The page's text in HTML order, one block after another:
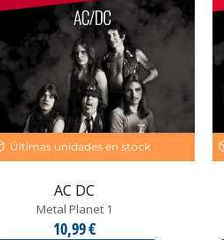
Últimas unidades en stock
AC DC
Metal Planet 1
10,99 €